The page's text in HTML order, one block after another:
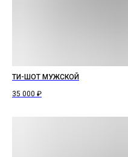
ТИ-ШОТ МУЖСКОЙ
35 000 ₽